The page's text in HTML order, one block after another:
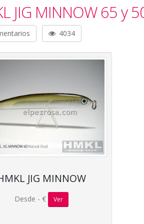
JIG MINNOW 65 y
4034
JIG MINNOW
Desde - € Ver